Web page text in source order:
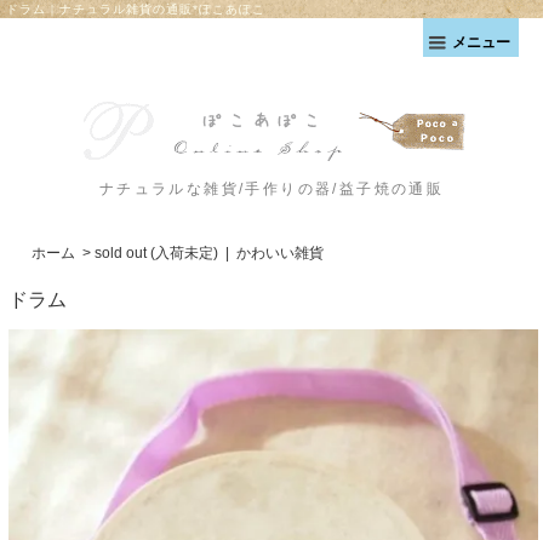
ドラム｜ナチュラル雑貨の通販*ぽこあぽこ
メニュー
ナチュラルな雑貨/手作りの器/益子焼の通販
ホーム > sold out (入荷未定) かわいい雑貨
ドラム